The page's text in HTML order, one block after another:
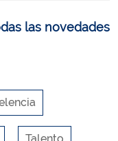
las novedades